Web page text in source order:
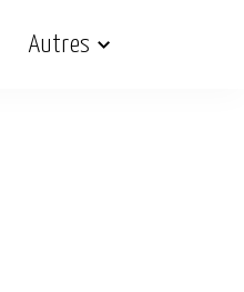
Autres